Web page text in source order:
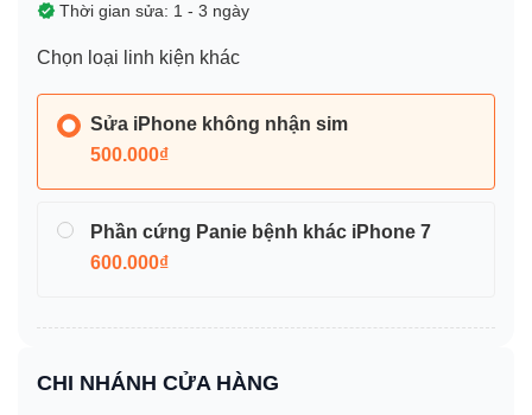
Thời gian sửa: 1 - 3 ngày
Chọn loại linh kiện khác
Sửa iPhone không nhận sim
500.000₫
Phần cứng Panie bệnh khác iPhone 7
600.000₫
CHI NHÁNH CỬA HÀNG